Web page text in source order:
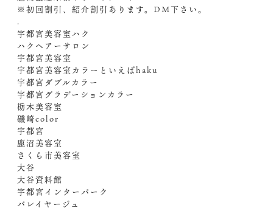
※初回割引、紹介割引あります。︎DM下さい。
.
宇都宮美容室ハク
ハクヘアーサロン
宇都宮美容室
宇都宮美容室カラーといえばhaku
宇都宮ダブルカラー
宇都宮グラデーションカラー
栃木美容室
磯崎color
宇都宮
鹿沼美容室
さくら市美容室
大谷
大谷資料館
宇都宮インターパーク
バレイヤージュ